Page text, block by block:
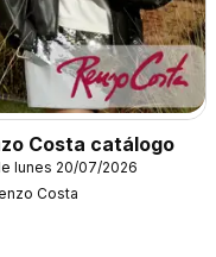
Costa catálogo
lunes 20/07/2026
Costa